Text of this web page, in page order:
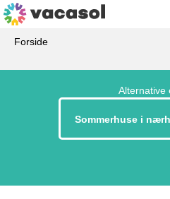
Forside
Alternative
Sommerhuse i